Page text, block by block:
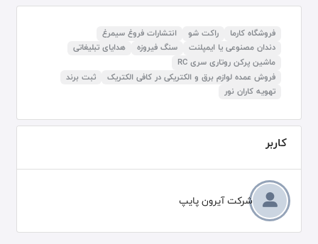
فروشگاه کارما راکت شو
انتشارات فروغ سیمرغ
دندان مصنوعی یا ایمپلنت
سنگ فیروزه
هدایای تبلیغاتی
ماشین پرکن روتاری سری RC
فروش عمده لوازم برق و الکتریکی در کافی الکتریک
ثبت برند
تهویه کاران نور
کاربر
شرکت آیرون پایپ